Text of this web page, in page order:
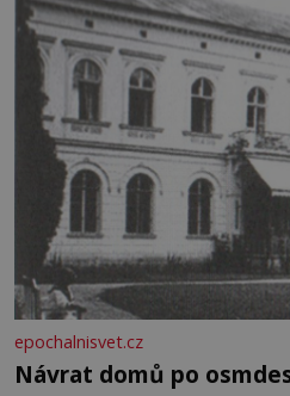
epochalnisvet.cz
Návrat domů po